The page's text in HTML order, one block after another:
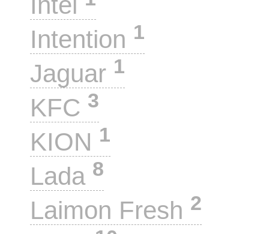
Intention 1
Jaguar 1
KFC 3
KION 1
Lada 8
Laimon Fresh 2